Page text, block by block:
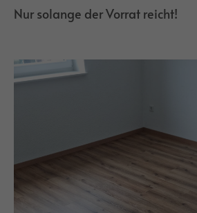
376-293 City Road, Suite 600
San Francisco, CA 94102
Have any questions?
Nur solange der Vorrat reicht!